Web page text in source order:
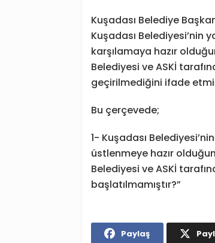
Kuşadası Belediye
Kuşadası Belediyesi’nin
karşılamaya hazır
Belediyesi ve ASKİ
geçirilmediğini ifade
Bu çerçevede;
1- Kuşadası
üstlenmeye hazır
Belediyesi ve ASKİ
başlatılmamıştır?”
Paylaş